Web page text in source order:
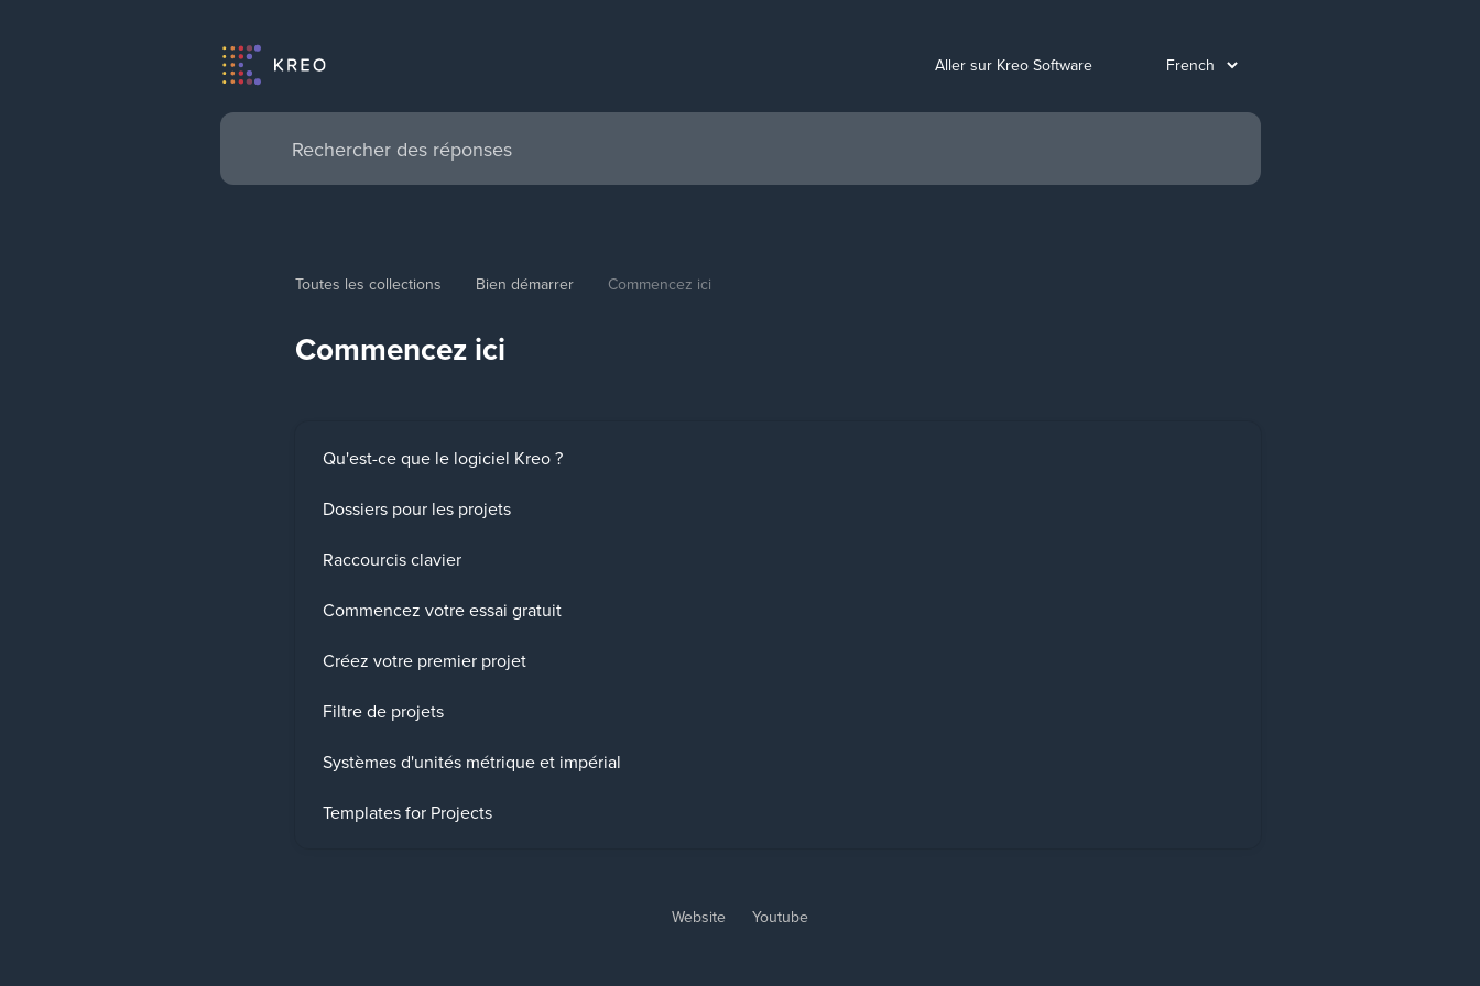
Aller sur Kreo Software
Toutes les collections Bien démarrer Commencez ici
Commencez ici
Qu'est-ce que le logiciel Kreo ?
Dossiers pour les projets
Raccourcis clavier
Commencez votre essai gratuit
Créez votre premier projet
Filtre de projets
Systèmes d'unités métrique et impérial
Templates for Projects
Website Youtube